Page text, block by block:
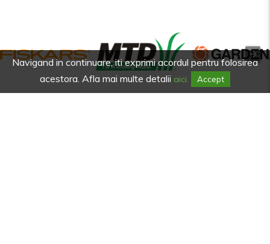
Navigand in continuare, iti exprimi acordul pentru folosirea
acestora. Afla mai multe detalii aici. Accept